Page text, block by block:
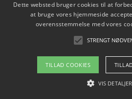
Sådan kan online møder for
grønne investeringer
Copyright 2026 -
Om / kontakt
Dette websted bruger cookies til at
at bruge vores hjemmeside
overensstemmelse med vores
STRENGT
TILLAD COOKIES
VIS DETALJER